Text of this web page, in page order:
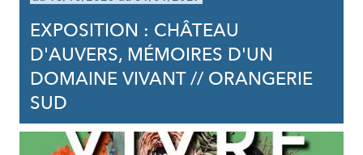
EXPOSITION : CHÂTEAU
D'AUVERS, MÉMOIRES D'UN
DOMAINE VIVANT // ORANGERIE
SUD